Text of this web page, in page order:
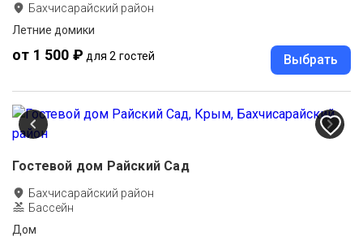
Бахчисарайский район
Летние домики
от 1 500 ₽ для 2 гостей Выбрать
Гостевой дом Райский Сад
Бахчисарайский район
Бассейн
Дом